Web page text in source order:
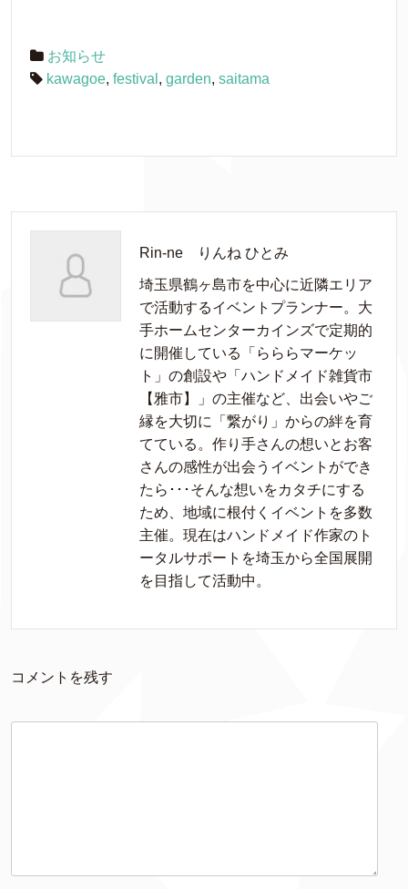
お知らせ
kawagoe, festival , garden, saitama
Rin-ne りんね ひとみ
埼玉県鶴ヶ島市を中心に近隣エリア
で活動するイベントプランナー。大
手ホームセンターカインズで定期的
に開催している「らららマーケッ
ト」の創設や「ハンドメイド雑貨市
【雅市】」の主催など、出会いやご
縁を大切に「繋がり」からの絆を育
てている。作り手さんの想いとお客
さんの感性が出会うイベントができ
たら･･･そんな想いをカタチにする
ため、地域に根付くイベントを多数
主催。現在はハンドメイド作家のト
ータルサポートを埼玉から全国展開
を目指して活動中。
コメントを残す